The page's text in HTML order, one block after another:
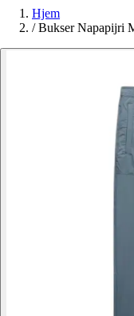
Hjem
/ Bukser Napapijri